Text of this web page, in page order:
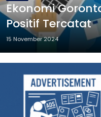
Ekonomi
Positif Tercatat
15 November 2024